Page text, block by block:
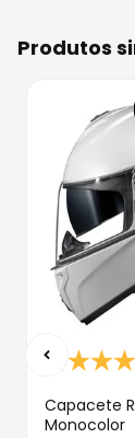
produtos
Capacete
Monocolor